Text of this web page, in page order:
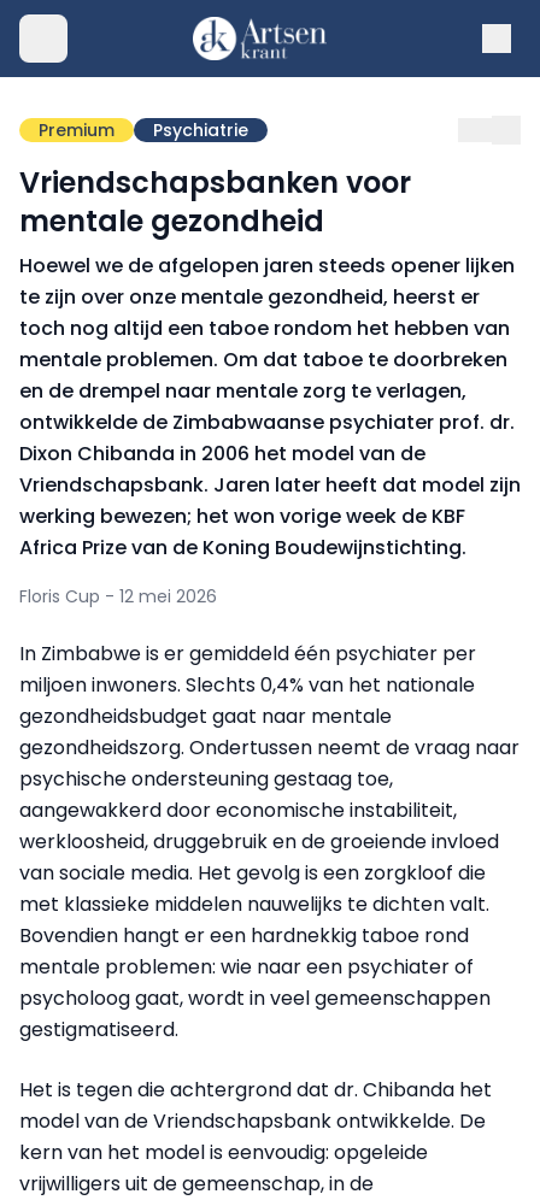
Premium Psychiatrie
Vriendschapsbanken voor
mentale gezondheid
Hoewel we de afgelopen jaren steeds opener lijken
te zijn over onze mentale gezondheid, heerst er
toch nog altijd een taboe rondom het hebben van
mentale problemen. Om dat taboe te doorbreken
en de drempel naar mentale zorg te verlagen,
ontwikkelde de Zimbabwaanse psychiater prof. dr.
Dixon Chibanda in 2006 het model van de
Vriendschapsbank. Jaren later heeft dat model zijn
werking bewezen; het won vorige week de KBF
Africa Prize van de Koning Boudewijnstichting.
Floris Cup - 12 mei 2026
In Zimbabwe is er gemiddeld één psychiater per
miljoen inwoners. Slechts 0,4% van het nationale
gezondheidsbudget gaat naar mentale
gezondheidszorg. Ondertussen neemt de vraag naar
psychische ondersteuning gestaag toe,
aangewakkerd door economische instabiliteit,
werkloosheid, druggebruik en de groeiende invloed
van sociale media. Het gevolg is een zorgkloof die
met klassieke middelen nauwelijks te dichten valt.
Bovendien hangt er een hardnekkig taboe rond
mentale problemen: wie naar een psychiater of
psycholoog gaat, wordt in veel gemeenschappen
gestigmatiseerd.
Het is tegen die achtergrond dat dr. Chibanda het
model van de Vriendschapsbank ontwikkelde. De
kern van het model is eenvoudig: opgeleide
vrijwilligers uit de gemeenschap, in de